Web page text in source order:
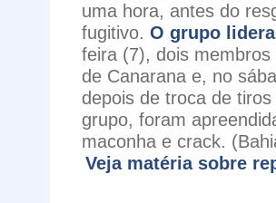
uma hora, antes do
fugitivo. O grupo
feira (7), dois
de Canarana e, no
depois de troca de tiros
grupo, foram
maconha e crack.
Veja matéria sobre